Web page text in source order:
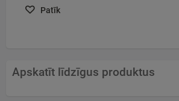
Patīk
Apskatīt līdzīgus produktus